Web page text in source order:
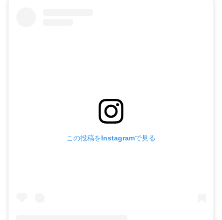
この投稿をInstagramで見る